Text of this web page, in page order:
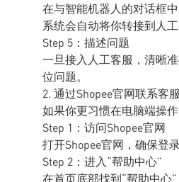
在与智能机器人的对话框
系统会自动将你转接到人
Step 5：描述问题
一旦接入人工客服，清晰
位问题。
2. 通过Shopee官网联系客服
如果你更习惯在电脑端操
Step 1：访问Shopee官网
打开Shopee官网，确保登
Step 2：进入“帮助中心”
在首页底部找到“帮助中心